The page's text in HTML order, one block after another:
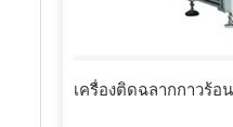
เครื่องติดฉลากกาวร้อ